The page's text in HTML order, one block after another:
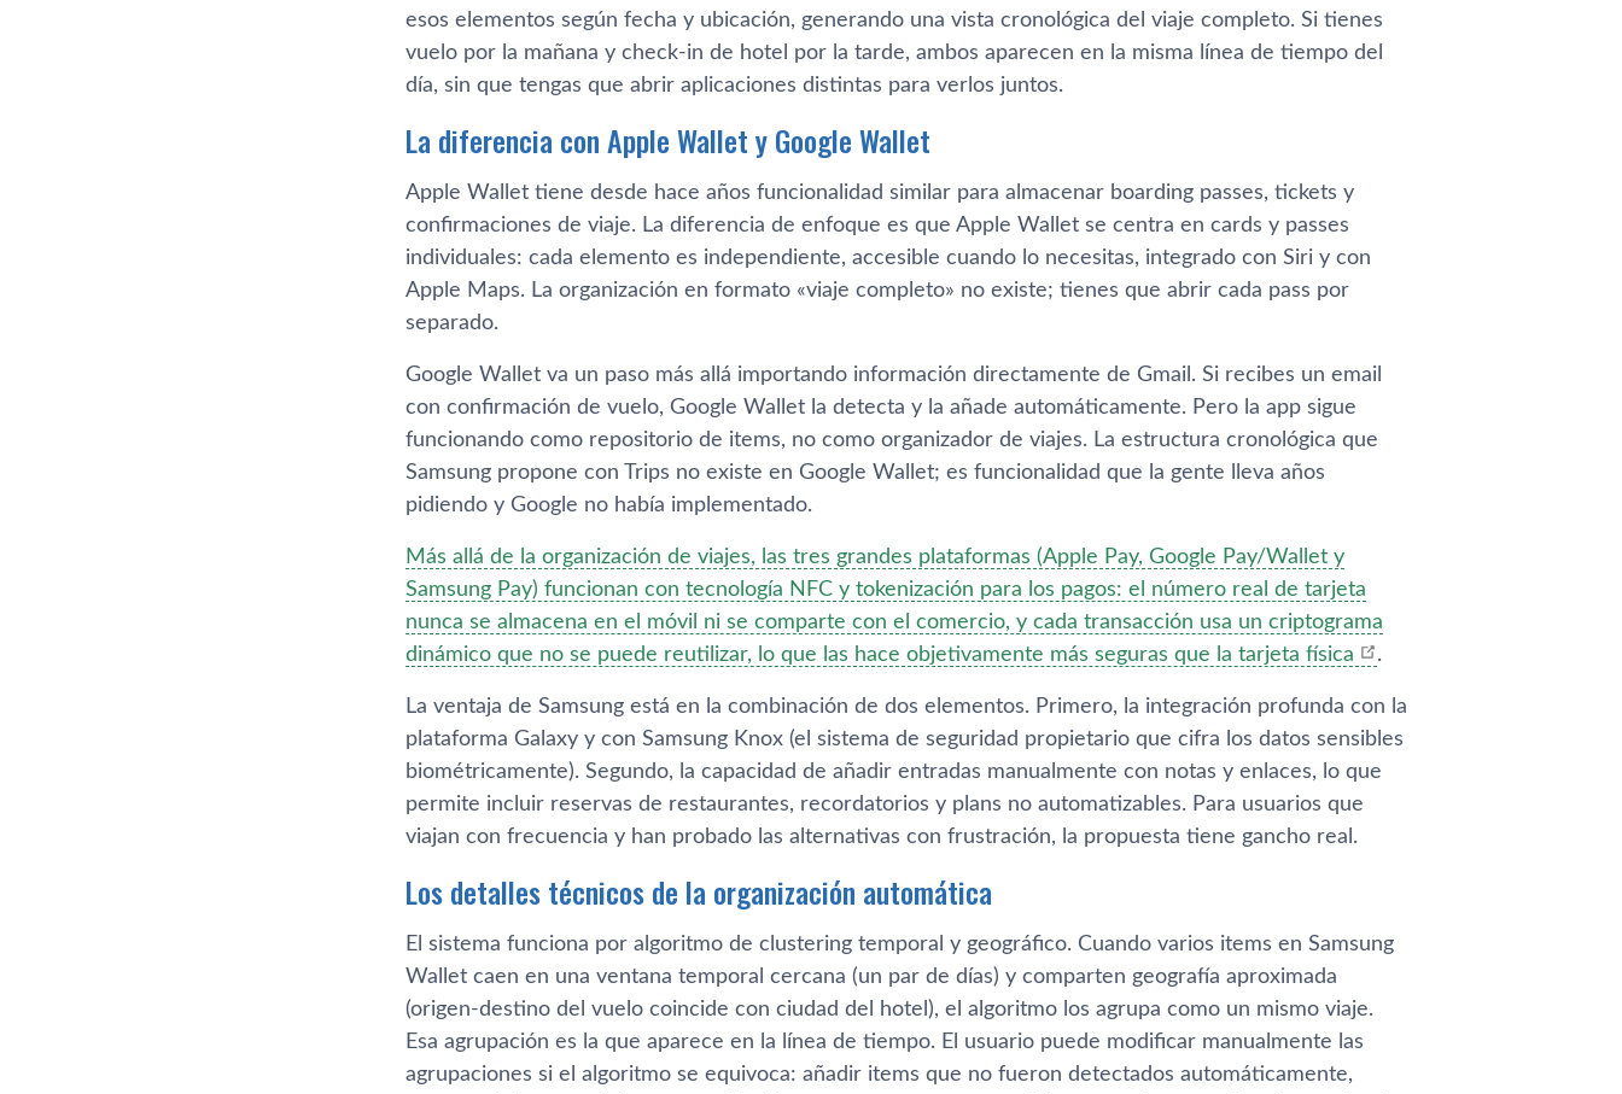
esos elementos según fecha y ubicación, generando una vista cronológica del viaje completo. Si tienes
vuelo por la mañana y check-in de hotel por la tarde, ambos aparecen en la misma línea de tiempo del
día, sin que tengas que abrir aplicaciones distintas para verlos juntos.
La diferencia con Apple Wallet y Google Wallet
Apple Wallet tiene desde hace años funcionalidad similar para almacenar boarding passes, tickets y
confirmaciones de viaje. La diferencia de enfoque es que Apple Wallet se centra en cards y passes
individuales: cada elemento es independiente, accesible cuando lo necesitas, integrado con Siri y con
Apple Maps. La organización en formato «viaje completo» no existe; tienes que abrir cada pass por
separado.
Google Wallet va un paso más allá importando información directamente de Gmail. Si recibes un email
con confirmación de vuelo, Google Wallet la detecta y la añade automáticamente. Pero la app sigue
funcionando como repositorio de items, no como organizador de viajes. La estructura cronológica que
Samsung propone con Trips no existe en Google Wallet; es funcionalidad que la gente lleva años
pidiendo y Google no había implementado.
Más allá de la organización de viajes, las tres grandes plataformas (Apple Pay, Google Pay/Wallet y
Samsung Pay) funcionan con tecnología NFC y tokenización para los pagos: el número real de tarjeta
nunca se almacena en el móvil ni se comparte con el comercio, y cada transacción usa un criptograma
dinámico que no se puede reutilizar, lo que las hace objetivamente más seguras que la tarjeta física
.
La ventaja de Samsung está en la combinación de dos elementos. Primero, la integración profunda con la
plataforma Galaxy y con Samsung Knox (el sistema de seguridad propietario que cifra los datos sensibles
biométricamente). Segundo, la capacidad de añadir entradas manualmente con notas y enlaces, lo que
permite incluir reservas de restaurantes, recordatorios y plans no automatizables. Para usuarios que
viajan con frecuencia y han probado las alternativas con frustración, la propuesta tiene gancho real.
Los detalles técnicos de la organización automática
El sistema funciona por algoritmo de clustering temporal y geográfico. Cuando varios items en Samsung
Wallet caen en una ventana temporal cercana (un par de días) y comparten geografía aproximada
(origen-destino del vuelo coincide con ciudad del hotel), el algoritmo los agrupa como un mismo viaje.
Esa agrupación es la que aparece en la línea de tiempo. El usuario puede modificar manualmente las
agrupaciones si el algoritmo se equivoca: añadir items que no fueron detectados automáticamente,